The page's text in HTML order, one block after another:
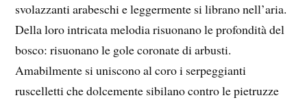
svolazzanti arabeschi e leggermente si librano nell’aria.
Della loro intricata melodia risuonano le profondità del
bosco: risuonano le gole coronate di arbusti.
Amabilmente si uniscono al coro i serpeggianti
ruscelletti che dolcemente sibilano contro le pietruzze